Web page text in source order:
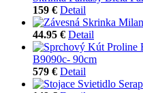
159 € Detail
44.95 € Detail
B9090c- 90cm
579 € Detail